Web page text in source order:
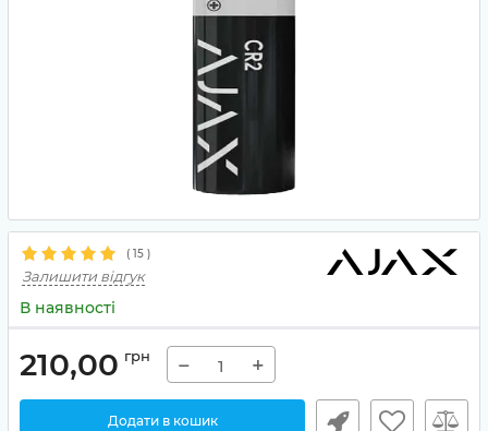
( 15 )
Залишити відгук
В наявності
210,00 грн − +
Додати в кошик